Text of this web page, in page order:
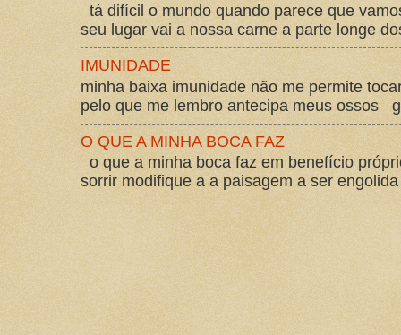
tá difícil o mundo quando parece que
seu lugar vai a nossa carne a parte longe
IMUNIDADE
minha baixa imunidade não me permite
pelo que me lembro antecipa meus ossos
O QUE A MINHA BOCA FAZ
o que a minha boca faz em benefício
sorrir modifique a a paisagem a ser